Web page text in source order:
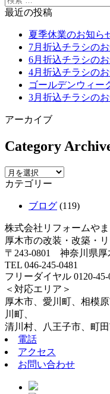
最近の投稿
夏季休業のお知ら
7月折込チラシの
6月折込チラシの
4月折込チラシの
ゴールデンウィー
3月折込チラシの
アーカイブ
Category
カテゴリー
ブログ (119)
株式会社リフォームや
厚木市の改装・改築・
〒243-0801 神奈川県
TEL 046-245-0481
フリーダイヤル 0120-45-
＜対応エリア＞
厚木市、愛川町、相模
川町、
清川村、八王子市、町
電話
アクセス
お問い合わせ